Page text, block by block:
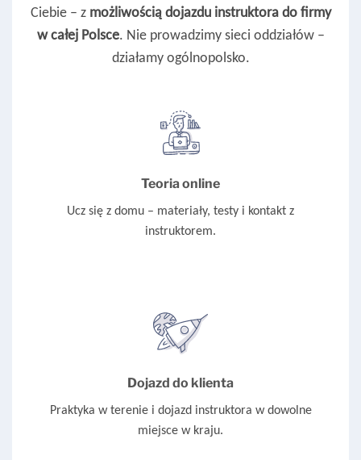
Ciebie – z możliwością dojazdu instruktora do firmy
w całej Polsce. Nie prowadzimy sieci oddziałów –
działamy ogólnopolsko.
Teoria online
Ucz się z domu – materiały, testy i kontakt z
instruktorem.
Dojazd do klienta
Praktyka w terenie i dojazd instruktora w dowolne
miejsce w kraju.